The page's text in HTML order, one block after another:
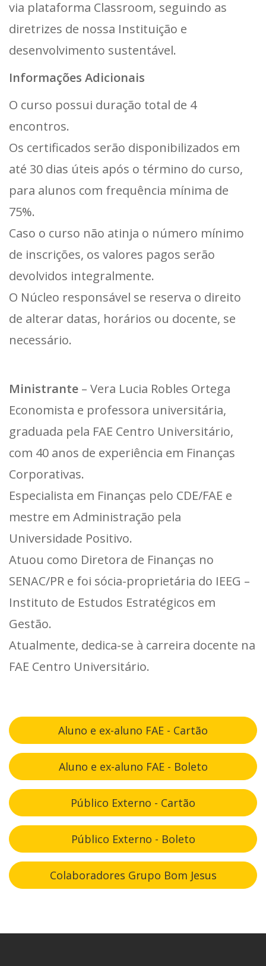
via plataforma Classroom, seguindo as
diretrizes de nossa Instituição e
desenvolvimento sustentável.
Informações Adicionais
O curso possui duração total de 4
encontros.
Os certificados serão disponibilizados em
até 30 dias úteis após o término do curso,
para alunos com frequência mínima de
75%.
Caso o curso não atinja o número mínimo
de inscrições, os valores pagos serão
devolvidos integralmente.
O Núcleo responsável se reserva o direito
de alterar datas, horários ou docente, se
necessário.
Ministrante – Vera Lucia Robles Ortega
Economista e professora universitária,
graduada pela FAE Centro Universitário,
com 40 anos de experiência em Finanças
Corporativas.
Especialista em Finanças pelo CDE/FAE e
mestre em Administração pela
Universidade Positivo.
Atuou como Diretora de Finanças no
SENAC/PR e foi sócia-proprietária do IEEG –
Instituto de Estudos Estratégicos em
Gestão.
Atualmente, dedica-se à carreira docente na
FAE Centro Universitário.
Aluno e ex-aluno FAE - Cartão
Aluno e ex-aluno FAE - Boleto
Público Externo - Cartão
Público Externo - Boleto
Colaboradores Grupo Bom Jesus